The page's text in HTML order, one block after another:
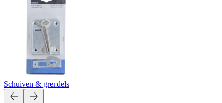
Schuiven & grendels